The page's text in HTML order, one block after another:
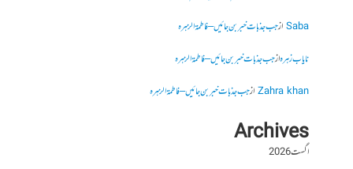
Sabaازجب جذبات خبر بن جائیں – فاطمۃالزہرہ
نایاب زہرہازجب جذبات خبر بن جائیں – فاطمۃالزہرہ
Zahra khanازجب جذبات خبر بن جائیں – فاطمۃالزہرہ
Archives
اگست 2026